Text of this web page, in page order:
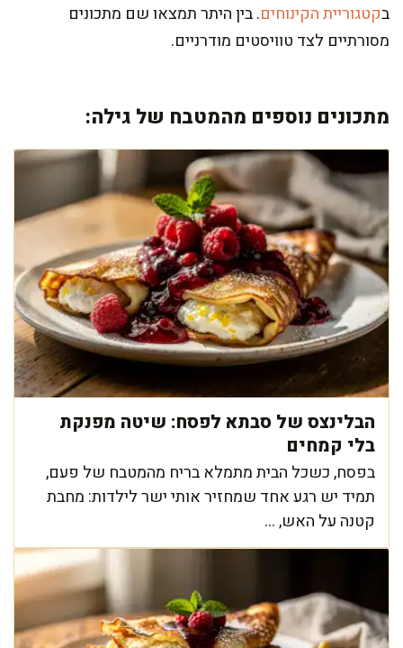
בקטגוריית הקינוחים. בין היתר תמצאו שם מתכונים
מסורתיים לצד טוויסטים מודרניים.
מתכונים נוספים מהמטבח של גילה:
הבלינצס של סבתא לפסח: שיטה מפנקת
בלי קמחים
בפסח, כשכל הבית מתמלא בריח מהמטבח של פעם,
תמיד יש רגע אחד שמחזיר אותי ישר לילדות: מחבת
קטנה על האש, ...